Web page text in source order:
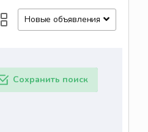
Новые объявления
Сохранить поиск